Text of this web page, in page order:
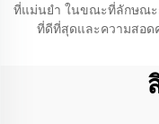
ที่แม่นยํา ในขณะที่ลักษณะ
ที่ดีที่สุดและความสอด